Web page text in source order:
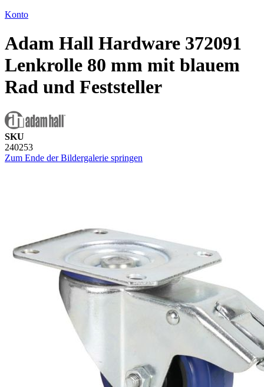
Konto
Adam Hall Hardware 372091
Lenkrolle 80 mm mit blauem
Rad und Feststeller
SKU
240253
Zum Ende der Bildergalerie springen